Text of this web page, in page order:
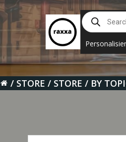
Skip
to
content
Products
search
STORE STORE BY